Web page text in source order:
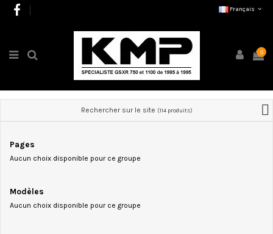
Français
0
Rechercher sur le site (114 produits)
Pages
Aucun choix disponible pour ce groupe
Modèles
Aucun choix disponible pour ce groupe